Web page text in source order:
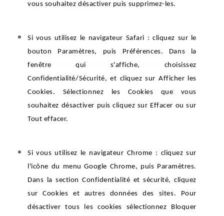
vous souhaitez désactiver puis supprimez-les.
Si vous utilisez le navigateur Safari : cliquez sur le
bouton Paramètres, puis Préférences. Dans la
fenêtre qui s'affiche, choisissez
Confidentialité/Sécurité, et cliquez sur Afficher les
Cookies. Sélectionnez les Cookies que vous
souhaitez désactiver puis cliquez sur Effacer ou sur
Tout effacer.
Si vous utilisez le navigateur Chrome : cliquez sur
l'icône du menu Google Chrome, puis Paramètres.
Dans la section Confidentialité et sécurité, cliquez
sur Cookies et autres données des sites. Pour
désactiver tous les cookies sélectionnez Bloquer